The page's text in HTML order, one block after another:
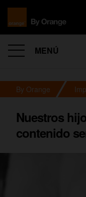
MENÚ
By Orange
Nuestros
contenido